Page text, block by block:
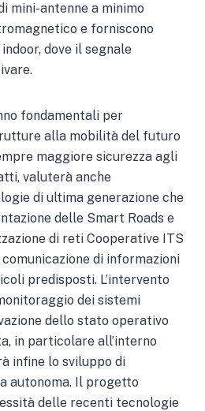
mini-antenne a minimo
e forniscono
dove il segnale
fondamentali per
alla mobilità del futuro
maggiore sicurezza agli
valuterà anche
di ultima generazione che
delle Smart Roads e
di reti Cooperative ITS
comunicazione di informazioni
predisposti. L’intervento
dei sistemi
dello stato operativo
in particolare all’interno
infine lo sviluppo di
autonoma. Il progetto
delle recenti tecnologie